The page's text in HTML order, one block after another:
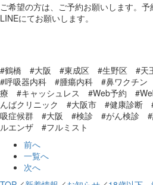
ご希望の方は、ご予約お願いします。
LINEにてお願いします。
#鶴橋 #大阪 #東成区 #生野区 #天
#呼吸器内科 #腫瘍内科 #鼻ワクチ
療 #キャッシュレス #Web予約
んばクリニック #大阪市 #健康診断
吸症候群 #大阪 #検診 #がん検診
ルエンザ #フルミスト
前へ
一覧へ
次へ